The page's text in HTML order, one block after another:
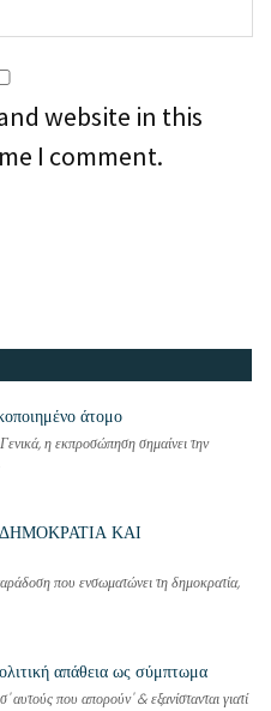
website in this
I comment.
άτομο
η εκπροσώπηση σημαίνει την
ΚΑΙ
που ενσωματώνει τη δημοκρατία,
απάθεια ως σύμπτωμα
αυτούς που απορούν' & εξανίστανται γιατί